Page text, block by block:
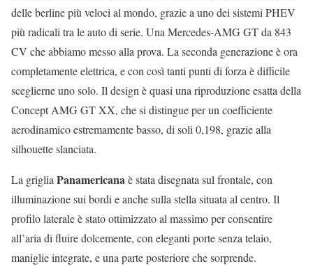
delle berline più veloci al mondo, grazie a uno dei sistemi PHEV
più radicali tra le auto di serie. Una Mercedes-AMG GT da 843
CV che abbiamo messo alla prova. La seconda generazione è ora
completamente elettrica, e con così tanti punti di forza è difficile
sceglierne uno solo. Il design è quasi una riproduzione esatta della
Concept AMG GT XX, che si distingue per un coefficiente
aerodinamico estremamente basso, di soli 0,198, grazie alla
silhouette slanciata.
La grigliaPanamericanaè stata disegnata sul frontale, con
illuminazione sui bordi e anche sulla stella situata al centro. Il
profilo laterale è stato ottimizzato al massimo per consentire
all’aria di fluire dolcemente, con eleganti porte senza telaio,
maniglie integrate, e una parte posteriore che sorprende.